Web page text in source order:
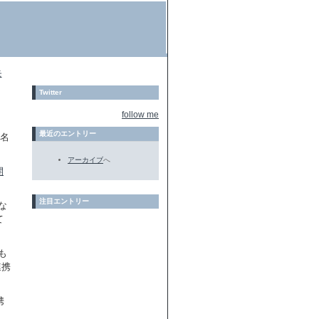
Twitter
follow me
最近のエントリー
アーカイブへ
注目エントリー